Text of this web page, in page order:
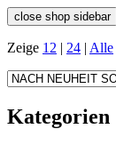
close shop sidebar
Zeige 12 | 24 | Alle
Kategorien